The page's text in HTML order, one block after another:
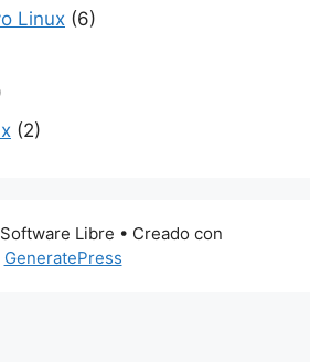
Linux (6)
(2)
Libre • Creado con
GeneratePress